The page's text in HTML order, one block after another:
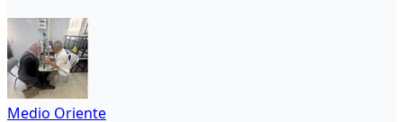
Medio Oriente